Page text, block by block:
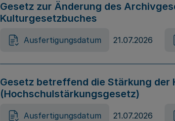
Gesetz zur Änderung des
Kulturgesetzbuches
Ausfertigungsdatum 21.07.2026
Gesetz betreffend die Stärkung
(Hochschulstärkungsgesetz)
Ausfertigungsdatum 21.07.2026